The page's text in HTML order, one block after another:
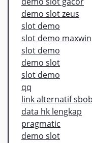
demo slot zeus
slot demo
slot demo maxwin
slot demo
demo slot
slot demo
qq
link alternatif
data hk lengkap
pragmatic
demo slot